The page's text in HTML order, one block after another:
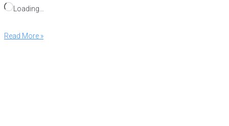
Loading…
Read More »